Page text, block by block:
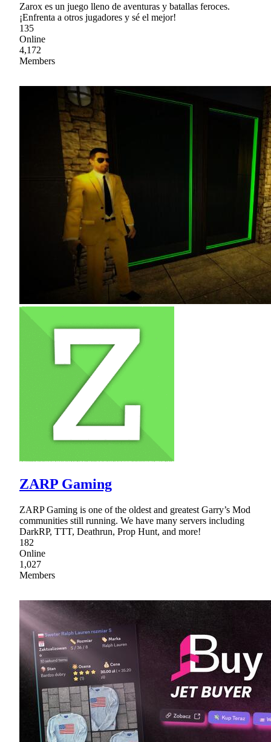
Zarox es un juego lleno de aventuras y batallas feroces.
¡Enfrenta a otros jugadores y sé el mejor!
135
Online
4,172
Members
ZARP Gaming
ZARP Gaming is one of the oldest and greatest Garry’s Mod
communities still running. We have many servers including
DarkRP, TTT, Deathrun, Prop Hunt, and more!
182
Online
1,027
Members